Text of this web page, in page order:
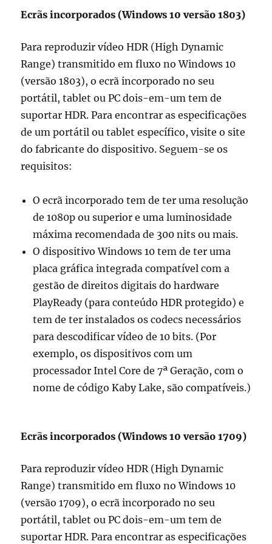
Ecrãs incorporados (Windows 10 versão 1803)
Para reproduzir vídeo HDR (High Dynamic
Range) transmitido em fluxo no Windows 10
(versão 1803), o ecrã incorporado no seu
portátil, tablet ou PC dois-em-um tem de
suportar HDR. Para encontrar as especificações
de um portátil ou tablet específico, visite o site
do fabricante do dispositivo. Seguem-se os
requisitos:
O ecrã incorporado tem de ter uma resolução
de 1080p ou superior e uma luminosidade
máxima recomendada de 300 nits ou mais.
O dispositivo Windows 10 tem de ter uma
placa gráfica integrada compatível com a
gestão de direitos digitais do hardware
PlayReady (para conteúdo HDR protegido) e
tem de ter instalados os codecs necessários
para descodificar vídeo de 10 bits. (Por
exemplo, os dispositivos com um
processador Intel Core de 7ª Geração, com o
nome de código Kaby Lake, são compatíveis.)
Ecrãs incorporados (Windows 10 versão 1709)
Para reproduzir vídeo HDR (High Dynamic
Range) transmitido em fluxo no Windows 10
(versão 1709), o ecrã incorporado no seu
portátil, tablet ou PC dois-em-um tem de
suportar HDR. Para encontrar as especificações